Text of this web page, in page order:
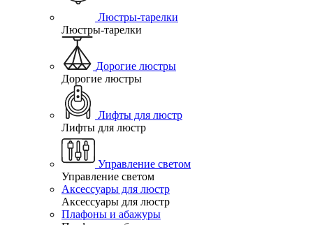
Люстры-тарелки
Люстры-тарелки
Дорогие люстры
Дорогие люстры
Лифты для люстр
Лифты для люстр
Управление светом
Управление светом
Аксессуары для люстр
Аксессуары для люстр
Плафоны и абажуры